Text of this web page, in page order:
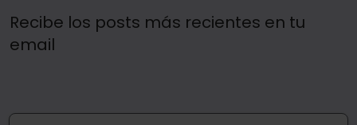
Recibe los posts más recientes en tu
email